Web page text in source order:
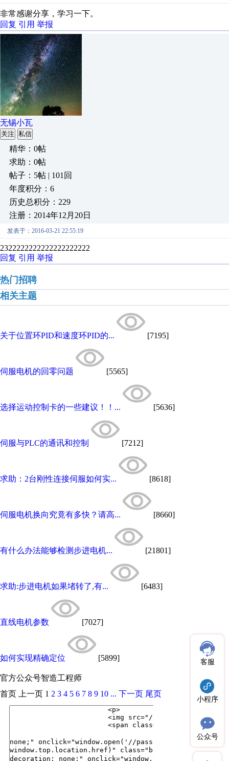
非常感谢分享，学习一下。
回复 引用 举报
无锡小瓦
关注 私信
精华：0帖
求助：0帖
帖子：5帖 | 101回
年度积分：6
历史总积分：229
注册：2014年12月20日
发表于：2016-03-21 22:55:19
2322222222222222222222
回复 引用 举报
热门招聘
相关主题
关于位置环PID和速度环PID的... [7195]
伺服电机的回零问题 [5565]
选择运动控制卡的一些建议！！... [5636]
伺服与PLC的通讯和控制 [7212]
求助：2台刚性连接伺服如何实... [8618]
伺服电机换向究竟有多快？请高... [8660]
有什么办法能够检测步进电机... [21801]
求助:步进电机如果堵转了,有... [6483]
直线电机参数 [7027]
如何实现精确定位 [5899]
官方公众号智造工程师
客服
小程序
公众号
首页 上一页 1 2 3 4 5 6 7 8 9 10 ... 下一页 尾页